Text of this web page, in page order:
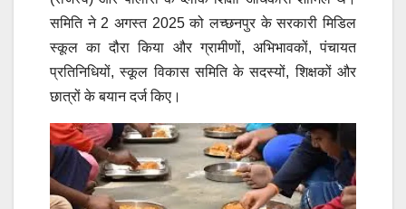
समिति ने 2 अगस्त 2025 को लच्छनपुर के सरकारी मिडिल
स्कूल का दौरा किया और ग्रामीणों, अभिभावकों, पंचायत
प्रतिनिधियों, स्कूल विकास समिति के सदस्यों, शिक्षकों और
छात्रों के बयान दर्ज किए।